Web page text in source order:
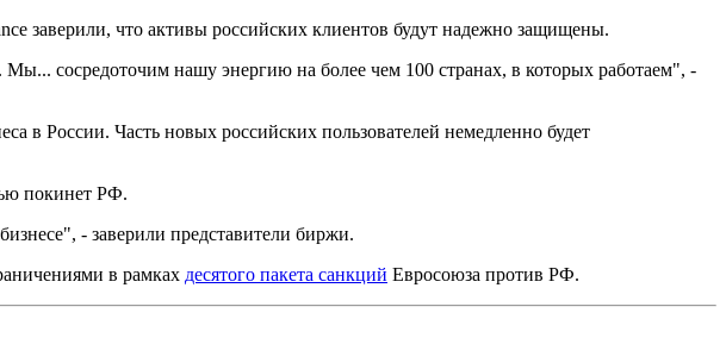
заверили, что активы российских клиентов будут надежно защищены.
сосредоточим нашу энергию на более чем 100 странах, в которых работаем", -
в России. Часть новых российских пользователей немедленно будет
покинет РФ.
- заверили представители биржи.
в рамках десятого пакета санкций Евросоюза против РФ.